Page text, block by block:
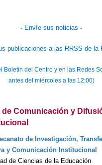
- Envíe sus noticias -
publicaciones a las RRSS de la
Boletín del Centro y en las Redes
antes del miércoles a las 12:00)
de Comunicación y
de Investigación,
y Comunicación Institucional
de Ciencias de la Educación